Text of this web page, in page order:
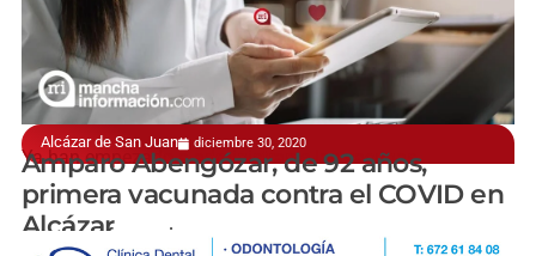
Alcázar de San Juan diciembre 30, 2020
Ya han empezado a administrarse las vacunas
Amparo Abengózar, de 92 años,
primera vacunada contra el COVID en
Alcázar
manchainformacion.com